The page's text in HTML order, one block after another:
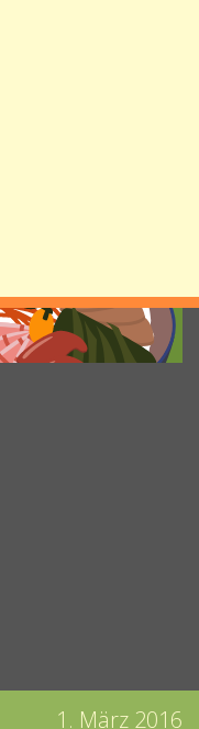
1. März 2016